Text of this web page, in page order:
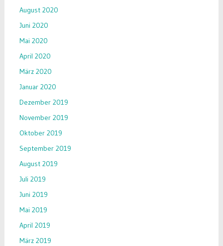
August 2020
Juni 2020
Mai 2020
April 2020
März 2020
Januar 2020
Dezember 2019
November 2019
Oktober 2019
September 2019
August 2019
Juli 2019
Juni 2019
Mai 2019
April 2019
März 2019